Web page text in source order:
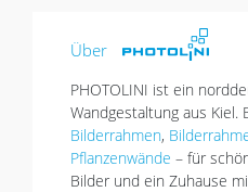
Über
PHOTOLINI ist ein
Wandgestaltung aus Kiel.
Bilderrahmen,
Pflanzenwände – für
Bilder und ein Zuhause